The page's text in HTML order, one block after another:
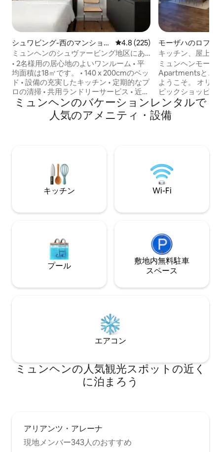
シュワビング-西のマンショ
ン・アパート
レビュー225件、5つ星中4.8つ
4.8 (225)
ミュンヘンのシュヴァービング地区にあ
る居心地のよいワンルーム
• 2名様用の居心地のよいワンルーム • 平
均面積は18㎡です。 • 140 x 200cmのベッ
ド • 設備の充実したキッチン • 定期的なプ
ロの清掃 • 共用ランドリーサービス • 近く
のジムのご利用が含まれています。 • 非
接触型アクセス • 高速Wi-Fi • スマートテ
レビ • 24時間年中無休のカスタマーサー
リクエストに応じて可能です。追加料金
が発生します。
モーザハのロフト
キッチン、屋上庭
トハウス
ミュンヘンモー
Apartmentsとこ
ようこそ。 オリ
ピックショッピン
ロケーションにあ
具付きのロフトは
次のアメニティを提
プレッソマシン、
ったキッチン -高
ートテレビ、
ミュンヘンのバケーションレンタルで
人気のアメニティ・設備
キッチン Wi-Fi
プール
敷地内無料駐⁠車
ス⁠ペ⁠ー⁠ス
エアコン
ミュンヘンの人気観光スポットの近く
に泊まろう
アリアンツ・アレーナ
現地メンバー343人のおすすめ